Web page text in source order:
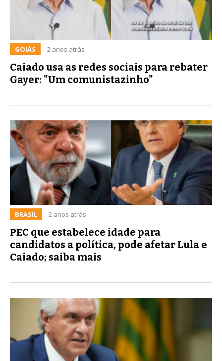
GOIÁS 2 anos atrás
Caiado usa as redes sociais para rebater
Gayer: "Um comunistazinho"
BRASIL 2 anos atrás
PEC que estabelece idade para
candidatos a política, pode afetar Lula e
Caiado; saiba mais